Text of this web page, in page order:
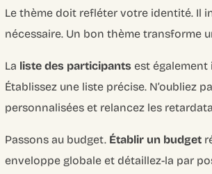
Le thème doit refléter votre identité. Il
nécessaire. Un bon thème transforme
La liste des participants est
Établissez une liste précise. N’oubliez
personnalisées et relancez les
Passons au budget. Établir un budget
enveloppe globale et détaillez-la par